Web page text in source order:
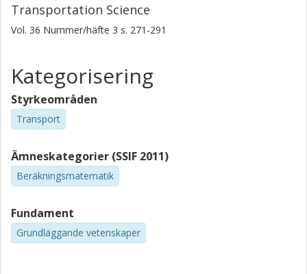
Transportation Science
Vol. 36 Nummer/häfte 3 s. 271-291
Kategorisering
Styrkeområden
Transport
Ämneskategorier (SSIF 2011)
Beräkningsmatematik
Fundament
Grundläggande vetenskaper